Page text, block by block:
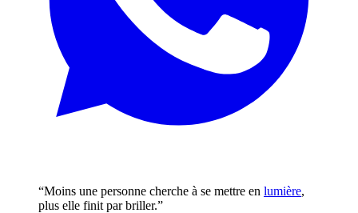
“Moins une personne cherche à se mettre en lumière,
plus elle finit par briller.”